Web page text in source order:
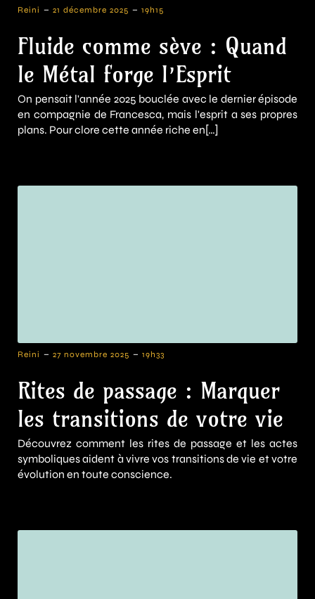
Reini - 21 décembre 2025 - 19h15
Fluide comme sève : Quand
le Métal forge l’Esprit
On pensait l'année 2025 bouclée avec le dernier épisode
en compagnie de Francesca, mais l'esprit a ses propres
plans. Pour clore cette année riche en[…]
Reini - 27 novembre 2025 - 19h33
Rites de passage : Marquer
les transitions de votre vie
Découvrez comment les rites de passage et les actes
symboliques aident à vivre vos transitions de vie et votre
évolution en toute conscience.